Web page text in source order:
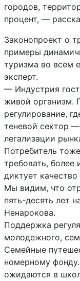
городов,
процент, —
‎Законопроект о
примеры
туризма во всем
эксперт.
‎‎— Индустрия
живой организм.
регулирование,
теневой сектор
легализации
Потребитель
требовать, более
диктует
Мы видим, что
пять-десять лет
Ненарокова.
‎Поддержка
молодежного,
Семейные
номерному
ожидаются в